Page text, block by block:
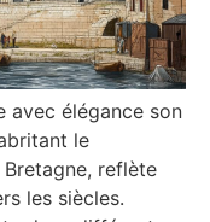
avec élégance son
le
reflète
les siècles.